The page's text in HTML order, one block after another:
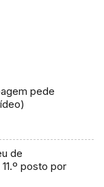
pede
de
posto por